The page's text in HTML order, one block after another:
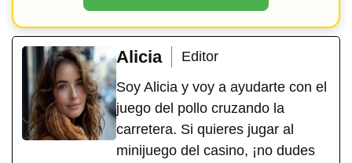
Alicia
Editor
Soy Alicia y voy a ayudarte con el
juego del pollo cruzando la
carretera. Si quieres jugar al
minijuego del casino, ¡no dudes